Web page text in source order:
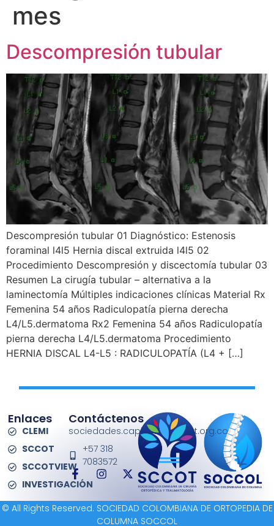
mes
Descompresión tubular
Descompresión tubular 01 Diagnóstico: Estenosis
foraminal l4l5 Hernia discal extruida l4l5 02
Procedimiento Descompresión y discectomía tubular 03
Resumen La cirugía tubular – alternativa a la
laminectomía Múltiples indicaciones clínicas Material Rx
Femenina 54 años Radiculopatía pierna derecha
L4/L5.dermatoma Rx2 Femenina 54 años Radiculopatía
pierna derecha L4/L5.dermatoma Procedimiento
HERNIA DISCAL L4-L5 : RADICULOPATÍA (L4 + […]
Enlaces
CLEMI
SCCOT
SCCOTVIEW
INVESTIGACIÓN
Contáctenos
sociedades.capitulos@sccot.org.co
+57 318
7083572
© All Rights Reserved. SOCIEDAD COLOMBIANA DE ORTOPEDIA DE
COLUMNA SOCCOL